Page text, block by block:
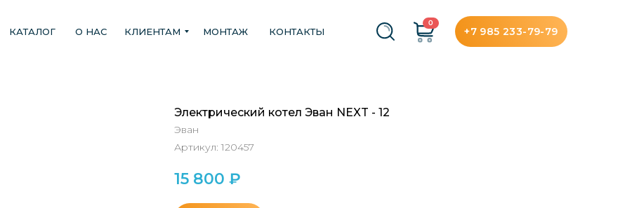
КАТАЛОГ О НАС КЛИЕНТАМ МОНТАЖ КОНТАКТЫ
0
+7 985 233-79-79
Электрический котел Эван NEXT - 12
Эван
Артикул: 120457
15 800 ₽